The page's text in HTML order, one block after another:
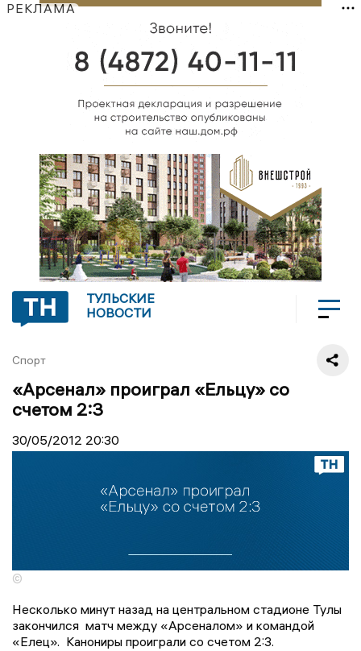
РЕКЛАМА
ТУЛЬСКИЕ
НОВОСТИ
Спорт
«Арсенал» проиграл «Ельцу» со
счетом 2:3
30/05/2012 20:30
©
Несколько минут назад на центральном стадионе Тулы
закончился матч между «Арсеналом» и командой
«Елец». Канониры проиграли со счетом 2:3.